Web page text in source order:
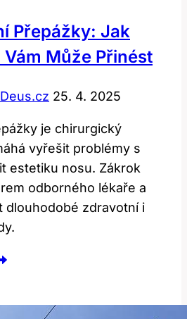
Přepážky: Jak
Vám Může Přinést
25. 4. 2025
je chirurgický
vyřešit problémy s
estetiku nosu. Zákrok
odborného lékaře a
dlouhodobé zdravotní i